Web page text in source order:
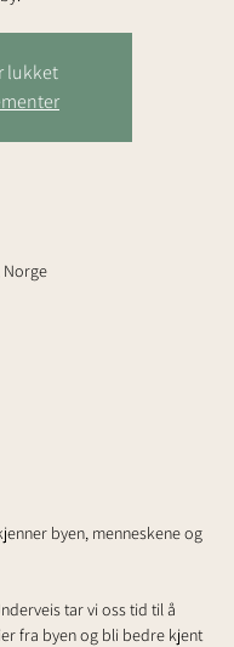
lukket
Norge
byen, menneskene og
tar vi oss tid til å
fra byen og bli bedre kjent